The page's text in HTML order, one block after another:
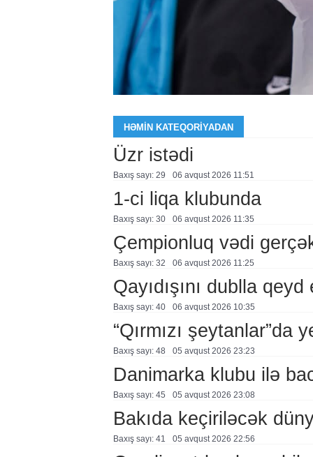
HƏMIN KATEQORIYADAN
Üzr istədi
Baxış sayı: 29 06 avqust 2026 11:51
1-ci liqa klubunda
Baxış sayı: 30 06 avqust 2026 11:35
Çempionluq vədi
Baxış sayı: 32 06 avqust 2026 11:25
Qayıdışını dublla qeyd
Baxış sayı: 40 06 avqust 2026 10:35
“Qırmızı şeytanlar”da
Baxış sayı: 48 05 avqust 2026 23:23
Danimarka klubu ilə
Baxış sayı: 45 05 avqust 2026 23:08
Bakıda keçiriləcək
Baxış sayı: 41 05 avqust 2026 22:56